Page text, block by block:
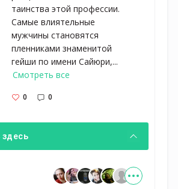
таинства этой профессии.
Самые влиятельные
мужчины становятся
пленниками знаменитой
гейши по имени Сайюри,...
Смотреть все
0 0
здесь